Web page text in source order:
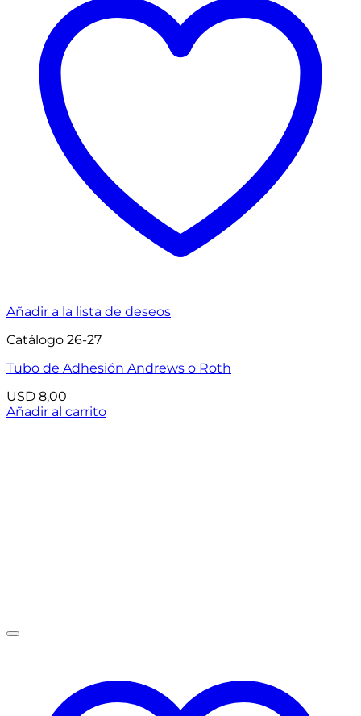
Añadir a la lista de deseos
Catálogo 26-27
Tubo de Adhesión Andrews o Roth
USD 8,00
Añadir al carrito